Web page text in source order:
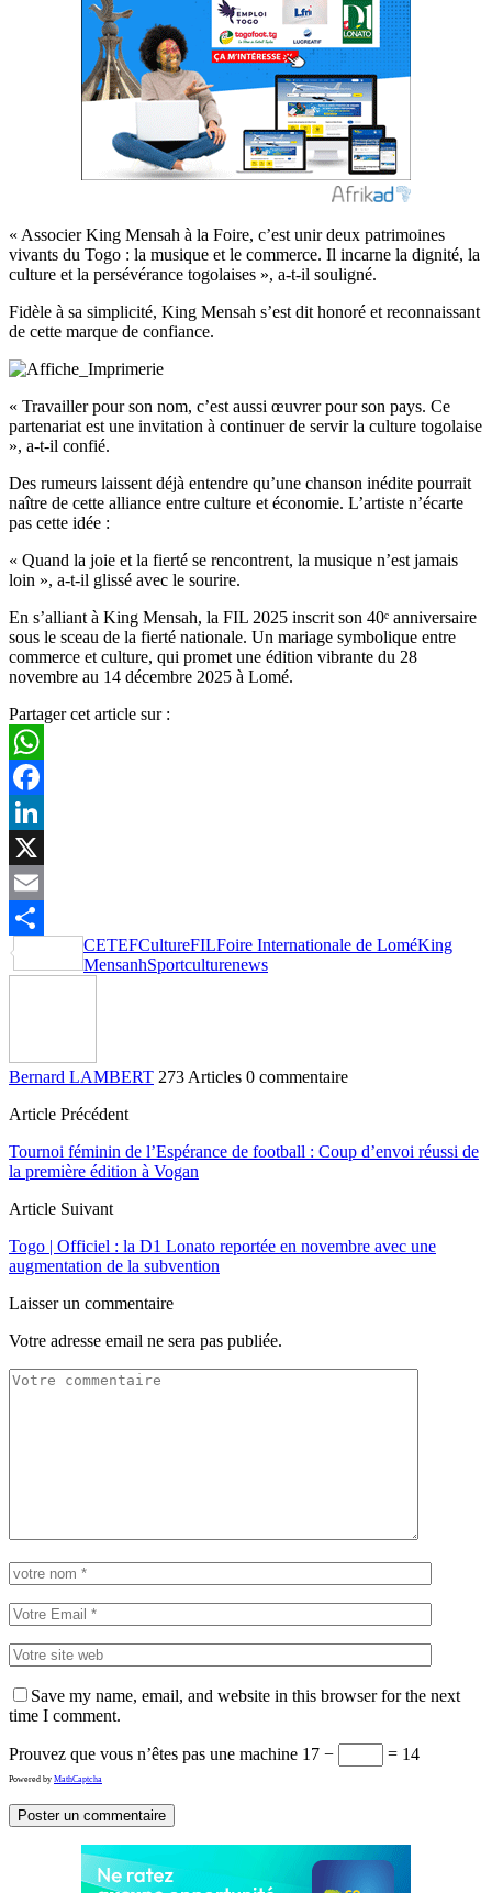
« Associer King Mensah à la Foire, c’est unir deux patrimoines
vivants du Togo : la musique et le commerce. Il incarne la dignité, la
culture et la persévérance togolaises », a-t-il souligné.
Fidèle à sa simplicité, King Mensah s’est dit honoré et reconnaissant
de cette marque de confiance.
« Travailler pour son nom, c’est aussi œuvrer pour son pays. Ce
partenariat est une invitation à continuer de servir la culture togolaise
», a-t-il confié.
Des rumeurs laissent déjà entendre qu’une chanson inédite pourrait
naître de cette alliance entre culture et économie. L’artiste n’écarte
pas cette idée :
« Quand la joie et la fierté se rencontrent, la musique n’est jamais
loin », a-t-il glissé avec le sourire.
En s’alliant à King Mensah, la FIL 2025 inscrit son 40ᵉ anniversaire
sous le sceau de la fierté nationale. Un mariage symbolique entre
commerce et culture, qui promet une édition vibrante du 28
novembre au 14 décembre 2025 à Lomé.
Partager cet article sur :
WhatsApp
Facebook
LinkedIn
X
Email
Partager
CETEFCultureFILFoire Internationale de LoméKing
MensanhSportculturenews
Bernard LAMBERT 273 Articles 0 commentaire
Article Précédent
Tournoi féminin de l’Espérance de football : Coup d’envoi réussi de
la première édition à Vogan
Article Suivant
Togo | Officiel : la D1 Lonato reportée en novembre avec une
augmentation de la subvention
Laisser un commentaire
Votre adresse email ne sera pas publiée.
Save my name, email, and website in this browser for the next
time I comment.
Prouvez que vous n’êtes pas une machine 17 − = 14
Powered by MathCaptcha